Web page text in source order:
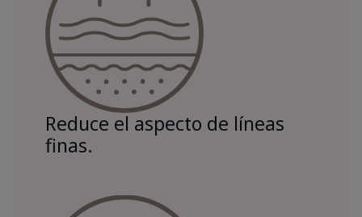
Reduce el aspecto de líneas
finas.